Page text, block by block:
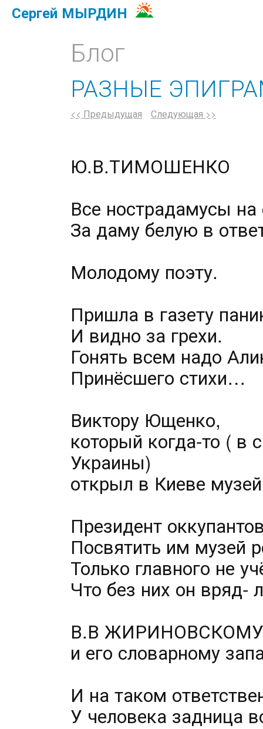
Сергей МЫРДИН
Блог
РАЗНЫЕ
<< Предыдущая Следующая >>
Ю.В.ТИМОШЕНКО
Все нострадамусы на
За даму белую в
Молодому поэту.
Пришла в газету
И видно за грехи.
Гонять всем надо
Принёсшего стихи…
Виктору Ющенко,
который когда-то ( в
Украины)
открыл в Киеве
Президент
Посвятить им музей
Только главного не
Что без них он
В.В ЖИРИНОВСКОМУ
и его словарному
И на таком
У человека задница